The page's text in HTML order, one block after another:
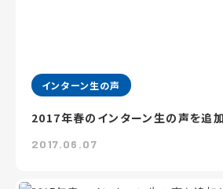
インターン生の声
2017年春のインターン生の声を追
2017.06.07